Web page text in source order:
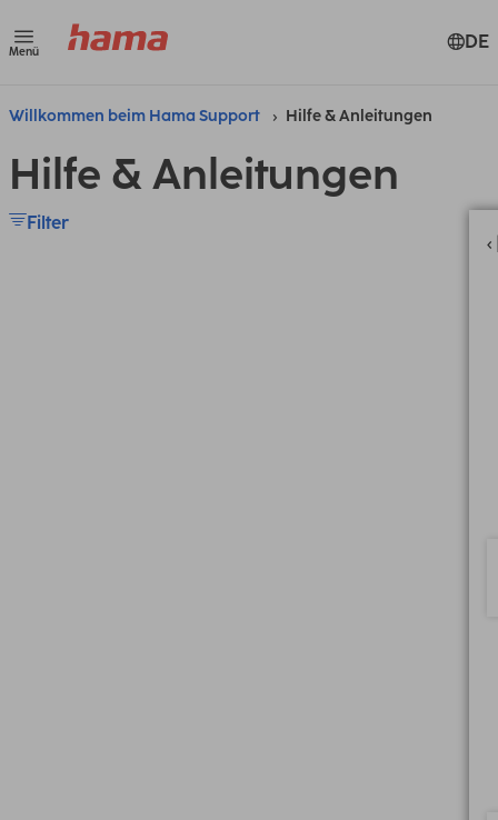
Menü DE
Willkommen beim Hama Support Hilfe & Anleitungen
Hilfe & Anleitungen
Filter